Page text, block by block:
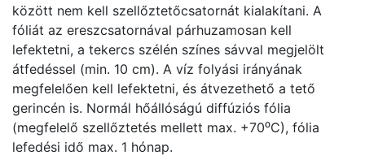
között nem kell szellőztetőcsatornát kialakítani. A
fóliát az ereszcsatornával párhuzamosan kell
lefektetni, a tekercs szélén színes sávval megjelölt
átfedéssel (min. 10 cm). A víz folyási irányának
megfelelően kell lefektetni, és átvezethető a tető
gerincén is. Normál hőállóságú diffúziós fólia
(megfelelő szellőztetés mellett max. +70⁰C), fólia
lefedési idő max. 1 hónap.